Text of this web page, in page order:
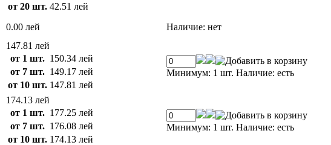
от 20 шт. 42.51 лей
0.00 лей Наличие: нет
147.81 лей
от 1 шт. 150.34 лей
от 7 шт. 149.17 лей
от 10 шт. 147.81 лей
Минимум: 1 шт. Наличие: есть
174.13 лей
от 1 шт. 177.25 лей
от 7 шт. 176.08 лей
от 10 шт. 174.13 лей
Минимум: 1 шт. Наличие: есть